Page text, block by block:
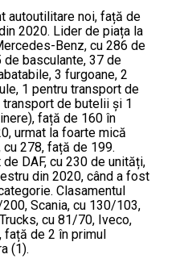
autoutilitare noi, față de
2020. Lider de piața la
Benz, cu 286 de
basculante, 37 de
3 furgoane, 2
1 pentru transport de
de butelii și 1
față de 160 în
urmat la foarte mică
278, față de 199.
DAF, cu 230 de unități,
din 2020, când a fost
Clasamentul
Scania, cu 130/103,
cu 81/70, Iveco,
față de 2 în primul
(1).